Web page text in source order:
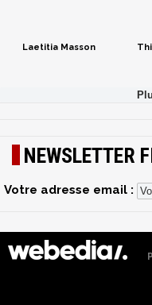
Laetitia Masson
NEWSLETTER
Votre adresse email :